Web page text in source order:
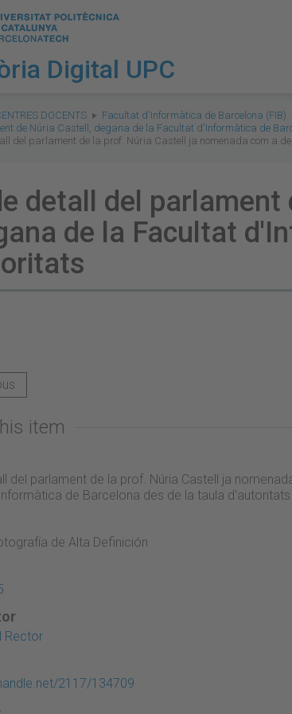
Digital UPC
DOCENTS Facultat d'Informàtica de Barcelona (FIB)
de Núria Castell, degana de la Facultat d'Informàtica de
del parlament de la prof. Núria Castell ja nomenada com a
detall del
de la Facultat
item
del parlament de la prof. Núria Castell ja
de Barcelona des de la taula d'autoritats
de Alta Definición
Rector
2117/134709